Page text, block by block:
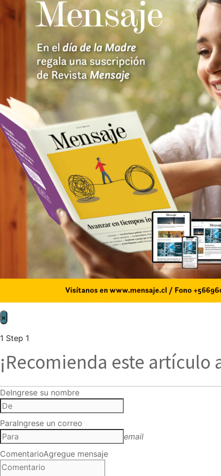
×
1 Step 1
¡Recomienda este artículo
DeIngrese su nombre
ParaIngrese un correo
email
ComentarioAgregue mensaje